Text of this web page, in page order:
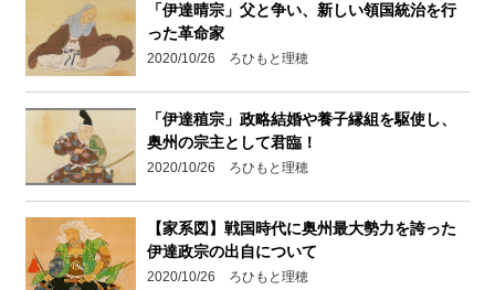
「伊達晴宗」父と争い、新しい領国統治を行
った革命家
2020/10/26 ろひもと理穂
「伊達稙宗」政略結婚や養子縁組を駆使し、
奥州の宗主として君臨！
2020/10/26 ろひもと理穂
【家系図】戦国時代に奥州最大勢力を誇った
伊達政宗の出自について
2020/10/26 ろひもと理穂